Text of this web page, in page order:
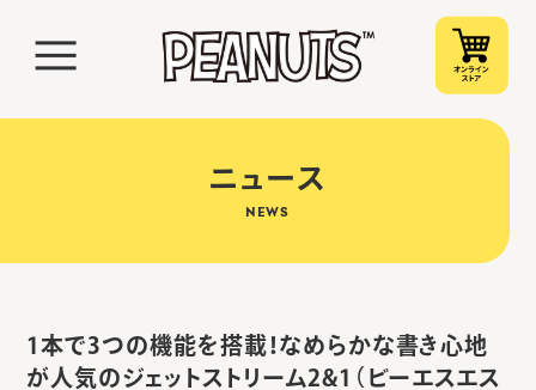
ニュース
NEWS
1本で3つの機能を搭載！なめらかな書き心地
が人気のジェットストリーム2&1（ビーエスエス